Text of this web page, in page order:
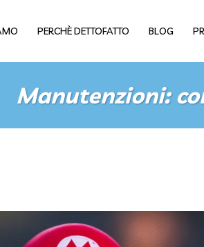
PERCHÈ DETTOFATTO BLOG
Manutenzioni: